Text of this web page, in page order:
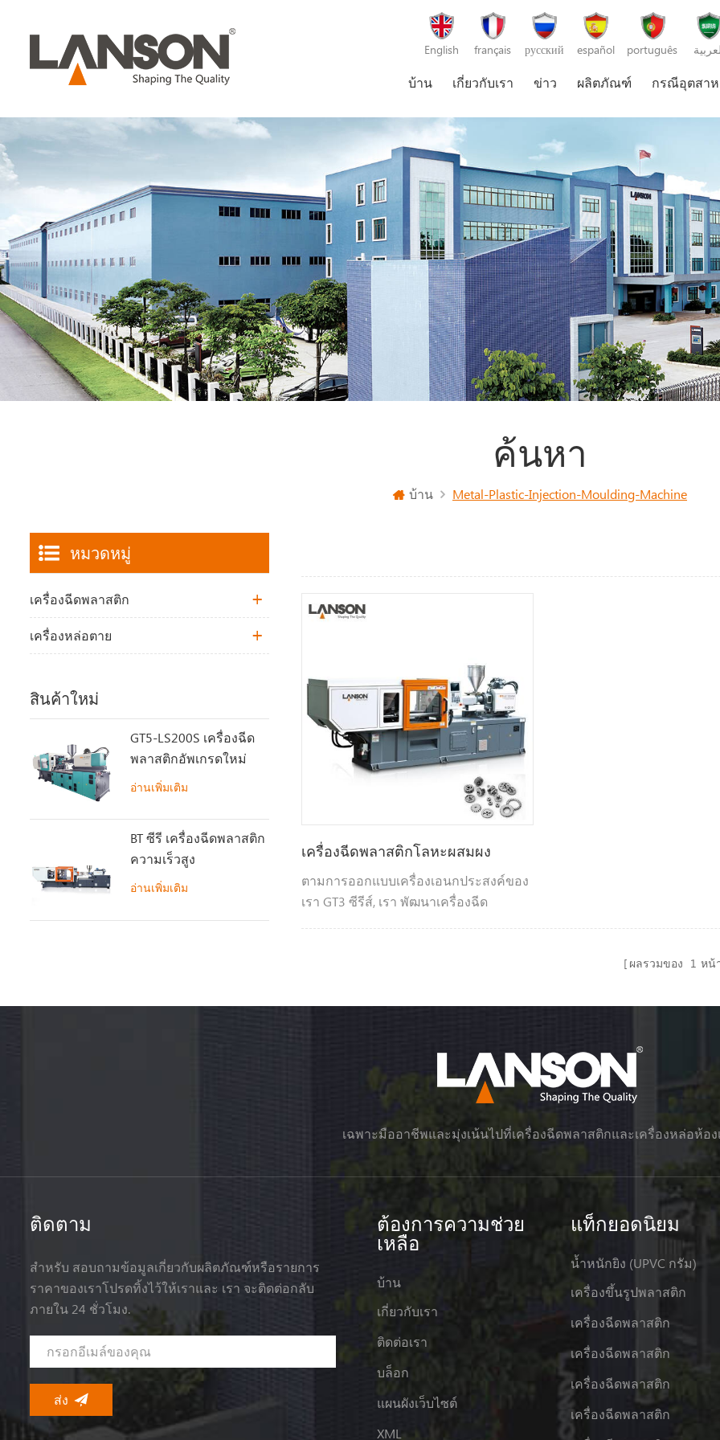
English français русский español português
บ้าน เกี่ยวกับเรา ข่าว ผลิตภัณฑ์ กรณีอุตสา
ค้นหา
บ้าน Metal-Plastic-Injection-Moulding-Machine
เครื่องฉีดพลาสติกโลหะผสมผง
ตามการออกแบบเครื่องเอนกประสงค์ของ
เรา GT3 ซีรีส์, เรา พัฒนาเครื่องฉีด
ผลรวมของ 1 หน้
หมวดหมู่
เครื่องฉีดพลาสติก
เครื่องหล่อตาย
สินค้าใหม่
GT5-LS200S เครื่องฉีด
พลาสติกอัพเกรดใหม่
อ่านเพิ่มเติม
BT ซีรี เครื่องฉีดพลาสติก
ความเร็วสูง
อ่านเพิ่มเติม
เฉพาะมืออาชีพและมุ่งเน้นไปที่เครื่องฉีดพลาสติกและเครื่องหล่อห้อง
ติดตาม
สำหรับ สอบถามข้อมูลเกี่ยวกับผลิตภัณฑ์หรือรายการ
ราคาของเราโปรดทิ้งไว้ให้เราและ เรา จะติดต่อกลับ
ภายใน 24 ชั่วโมง.
ต้องการความช่วย
เหลือ
บ้าน
เกี่ยวกับเรา
ติดต่อเรา
บล็อก
แผนผังเว็บไซต์
XML
แท็กยอดนิยม
น้ำหนักยิง (UPVC กรัม)
เครื่องขึ้นรูปพลาสติก
เครื่องฉีดพลาสติก
เครื่องฉีดพลาสติก
เครื่องฉีดพลาสติก
เครื่องฉีดพลาสติก